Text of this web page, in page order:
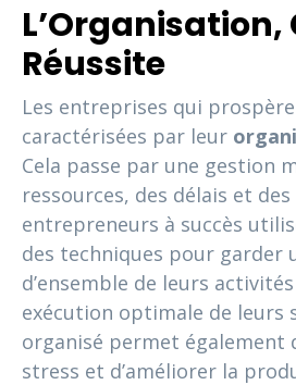
L’Organisation,
Réussite
Les entreprises qui
caractérisées par leur
Cela passe par une gestion
ressources, des délais et des
entrepreneurs à succès
des techniques pour garder
d’ensemble de leurs
exécution optimale de leurs
organisé permet également
stress et d’améliorer la